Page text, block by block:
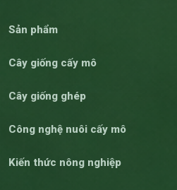
Sản phẩm
Cây giống cấy mô
Cây giống ghép
Công nghệ nuôi cấy mô
Kiến thức nông nghiệp